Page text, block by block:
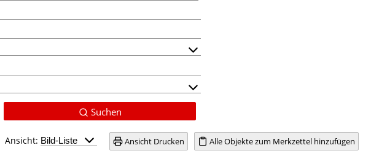
Suchen
Alle Objekte zum Merkzettel hinzufügen
Ansicht Drucken
Ansicht: